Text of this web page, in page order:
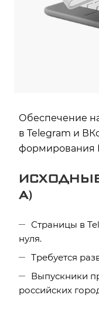
Обеспечение
в Telegram и
формирования
А)
Страницы в
нуля.
Требуется
Выпускники
российских